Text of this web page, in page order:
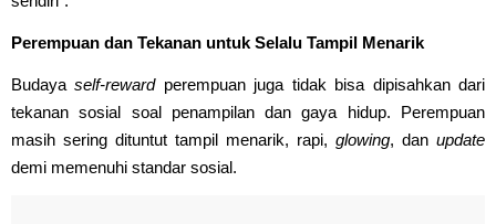
Perempuan dan Tekanan untuk Selalu Tampil Menarik
Budayaself-rewardperempuan juga tidak bisa dipisahkan dari
tekanan sosial soal penampilan dan gaya hidup. Perempuan
masih sering dituntut tampil menarik, rapi, glowing, dan update
demi memenuhi standar sosial.